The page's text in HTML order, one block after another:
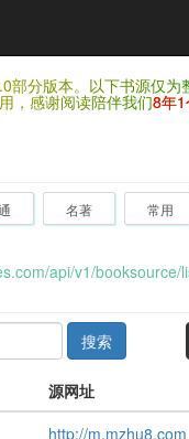
部分版本。以下书源仅
，感谢阅读陪伴我们8年
名著 常用
api/v1/booksource/
搜索
源网址
http://m.mzhu8.com